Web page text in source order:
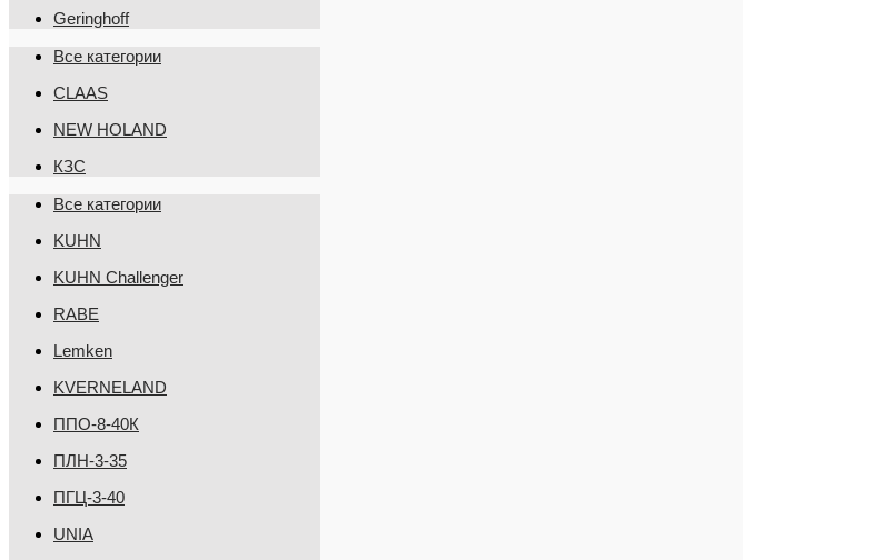
Geringhoff
Все категории
CLAAS
NEW HOLAND
КЗС
Все категории
KUHN
KUHN Challenger
RABE
Lemken
KVERNELAND
ППО-8-40К
ПЛН-3-35
ПГЦ-3-40
UNIA